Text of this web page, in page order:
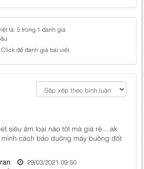
là: 5 trong 1 đánh giá
Click để đánh giá bài viết
siêu âm loại nào tốt mà giá rẻ....ak
mình cách bảo dưỡng máy buồng đốt
29/03/2021 09:50